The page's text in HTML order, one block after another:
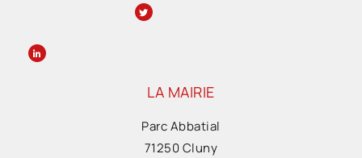
LA MAIRIE
Parc Abbatial
71250 Cluny